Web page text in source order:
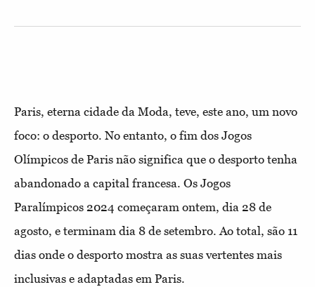
Paris, eterna cidade da Moda, teve, este ano, um novo
foco: o desporto. No entanto, o fim dos Jogos
Olímpicos de Paris não significa que o desporto tenha
abandonado a capital francesa. Os Jogos
Paralímpicos 2024 começaram ontem, dia 28 de
agosto, e terminam dia 8 de setembro. Ao total, são 11
dias onde o desporto mostra as suas vertentes mais
inclusivas e adaptadas em Paris.